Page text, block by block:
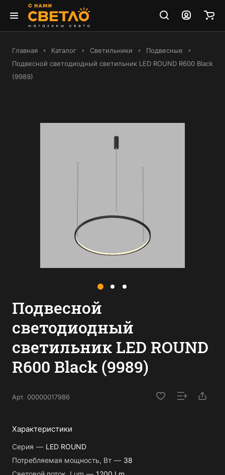
Главная Каталог Светильники
Подвесные
Подвесной светодиодный светильник LED ROUND R600 Black
(9989)
Подвесной
светодиодный
светильник LED ROUND
R600 Black (9989)
Арт. 00000017986
Характеристики
Серия — LED ROUND
Потребляемая мощность, Вт — 38